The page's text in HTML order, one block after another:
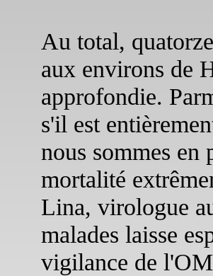
Au total,
aux environs de
approfondie.
s'il est
nous sommes en
mortalité
Lina, virologue
malades laisse
vigilance de